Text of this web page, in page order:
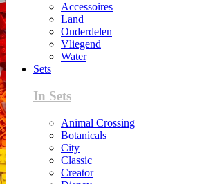
Accessoires
Land
Onderdelen
Vliegend
Water
Sets
In Sets
Animal Crossing
Botanicals
City
Classic
Creator